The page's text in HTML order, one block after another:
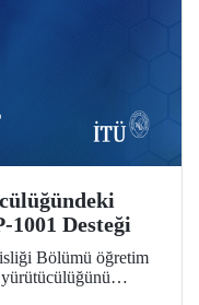
Desteği
Bölümü öğretim